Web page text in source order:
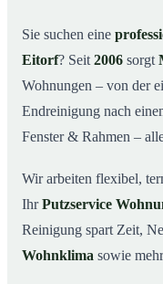
03Warum Mr.
04 So funktioniert’s
05Typische Anlässe
08So reinigen
Sie suchen eine
Eitorf? Seit 2006 sorgt
Wohnungen – von der
Endreinigung nach
Fenster & Rahmen –
Wir arbeiten flexibel,
IhrPutzservice
Reinigung spart Zeit,
Wohnklima sowie